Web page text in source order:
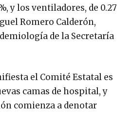
y los ventiladores, de 0.27
Romero Calderón,
de la Secretaría
el Comité Estatal es
camas de hospital, y
comienza a denotar